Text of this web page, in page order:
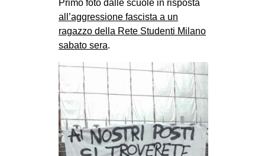
GENERI
MIGRAZIONI
REPRESSIONE
STUDENTI
CULTURE
ARTE
Primo foto dalle scuole in risposta
all’aggressione fascista a un
ragazzo della Rete Studenti Milano
sabato sera.